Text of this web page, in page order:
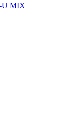
U MIX